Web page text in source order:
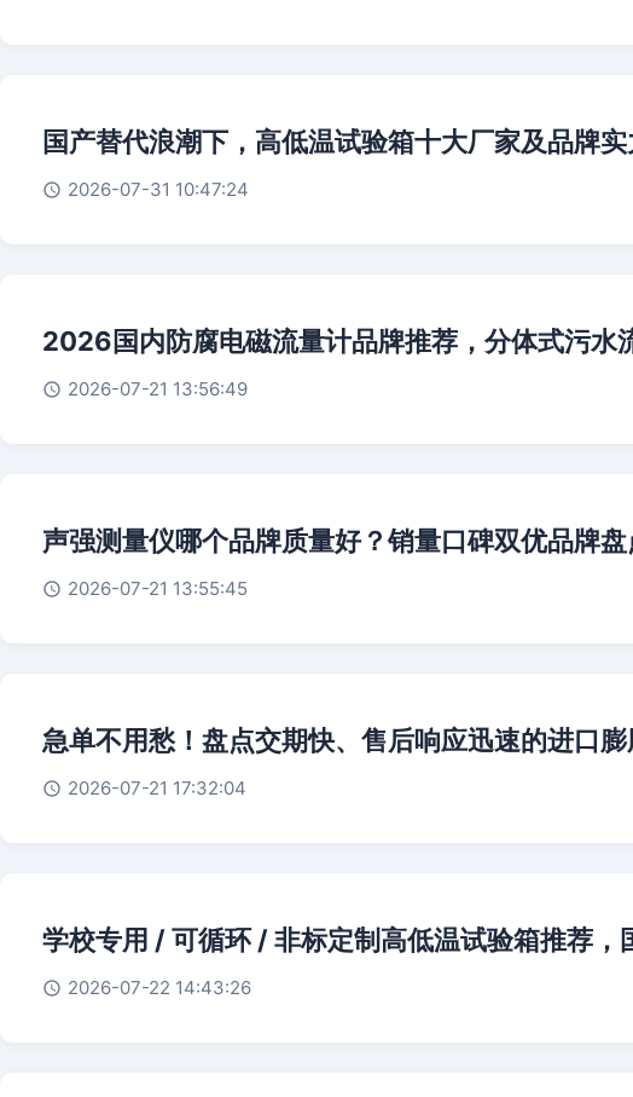
国产替代浪潮下，高低温试验箱十大厂家及品牌
2026-07-31 10:47:24
2026国内防腐电磁流量计品牌推荐，分体式污水
2026-07-21 13:56:49
声强测量仪哪个品牌质量好？销量口碑双优品牌盘
2026-07-21 13:55:45
急单不用愁！盘点交期快、售后响应迅速的进口
2026-07-21 17:32:04
学校专用 / 可循环 / 非标定制高低温试验箱推荐
2026-07-22 14:43:26